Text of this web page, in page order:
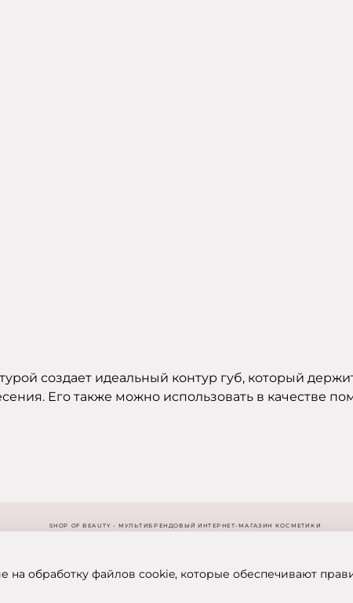
создает идеальный контур губ, который
Его также можно использовать в качестве
SHOP OF BEAUTY - МУЛЬТИБРЕНДОВЫЙ ИНТЕРНЕТ-МАГАЗИН КОСМЕТИКИ
на обработку файлов cookie, которые обеспечивают